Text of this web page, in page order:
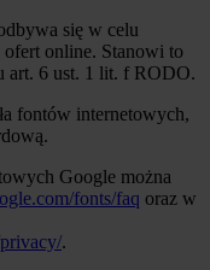
się w celu
ofert online. Stanowi to
art. 6 ust. 1 lit. f RODO.
fontów internetowych,
Google można
fonts/faq oraz w
.